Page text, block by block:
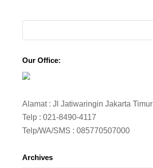
Our Office:
Alamat : Jl Jatiwaringin Jakarta Timur
Telp : 021-8490-4117
Telp/WA/SMS : 085770507000
Archives